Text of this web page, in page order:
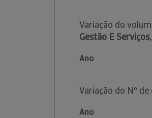
Variação do
Gestão E
Ano
Variação do Nº
Ano